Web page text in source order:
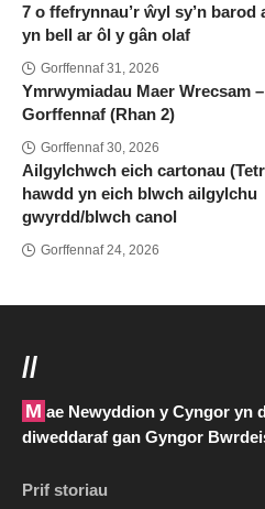
7 o ffefrynnau’r ŵyl sy’n barod
yn bell ar ôl y gân olaf
Gorffennaf 31, 2026
Ymrwymiadau Maer Wrecsam –
Gorffennaf (Rhan 2)
Gorffennaf 30, 2026
Ailgylchwch eich cartonau
hawdd yn eich blwch ailgylchu
gwyrdd/blwch canol
Gorffennaf 24, 2026
//
Mae Newyddion y Cyngor yn darparu’r holl newyddion
diweddaraf gan Gyngor
Prif storiau